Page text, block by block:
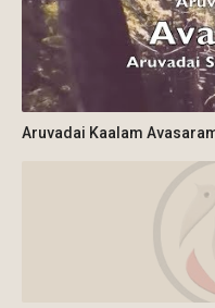
Aruvadai Kaalam